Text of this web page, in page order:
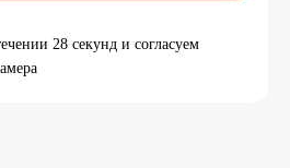
28 секунд и согласуем